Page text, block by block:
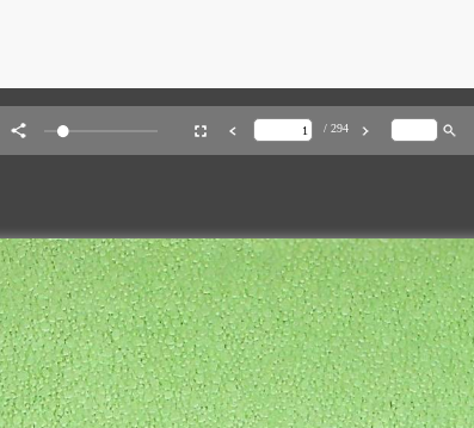
Consulte a nossa política de privacidade, clicando aqui.